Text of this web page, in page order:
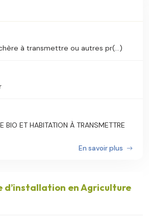
à transmettre ou autres pr(...)
BIO ET HABITATION À TRANSMETTRE
En savoir plus
d’installation en Agriculture